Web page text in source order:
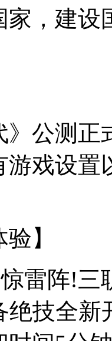
，建设
》公测正
游戏设置
】
雷阵!三
技全新